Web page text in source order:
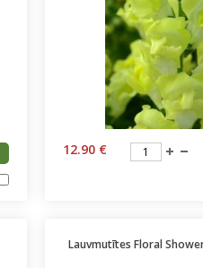
12.90 €
Lauvmutītes Floral